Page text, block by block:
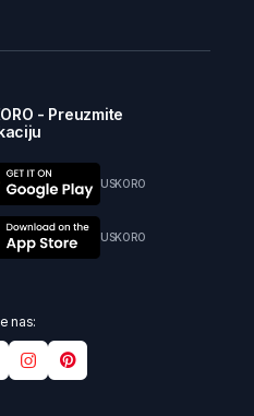
- Preuzmite
USKORO
USKORO
nas: